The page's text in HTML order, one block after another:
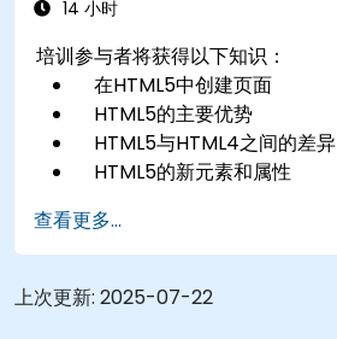
14 小时
培训参与者将获得以下知识：
在HTML5中创建页面
HTML5的主要优势
HTML5与HTML4之间的差异
HTML5的新元素和属性
创建表单
用于离线应用的Web存储
查看更多...
上次更新: 2025-07-22